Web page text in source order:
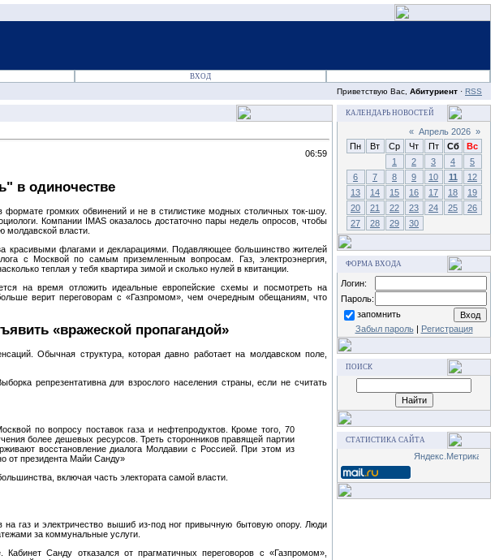
ВХОД
Приветствую Вас, Абитуриент · RSS
06:59
в одиночестве
громких обвинений и не в стилистике модных столичных ток‑шоу.
Компании IMAS оказалось достаточно пары недель опросов, чтобы
власти.
красивыми флагами и декларациями. Подавляющее большинство жителей
с Москвой по самым приземленным вопросам. Газ, электроэнергия,
теплая у тебя квартира зимой и сколько нулей в квитанции.
на время отложить идеальные европейские схемы и посмотреть на
верит переговорам с «Газпромом», чем очередным обещаниям, что
«вражеской пропагандой»
Обычная структура, которая давно работает на молдавском поле,
репрезентативна для взрослого населения страны, если не считать
по вопросу поставок газа и нефтепродуктов. Кроме того, 70
более дешевых ресурсов. Треть сторонников правящей партии
восстановление диалога Молдавии с Россией. При этом из
от президента Майи Санду»
включая часть электората самой власти.
на газ и электричество вышиб из-под ног привычную бытовую опору. Люди
за коммунальные услуги.
Санду отказался от прагматичных переговоров с «Газпромом»,
КАЛЕНДАРЬ НОВОСТЕЙ
« Апрель 2026 »
Пн
Вт Ср Чт Пт Сб
Вс
1
2 3 4
5
6
7 8 9 10 11
12
13
14 15 16 17 18
19
20
21 22 23 24 25
26
27
28 29 30
ФОРМА ВХОДА
Логин:
Пароль:
запомнить
Забыл пароль| Регистрация
ПОИСК
СТАТИСТИКА САЙТА